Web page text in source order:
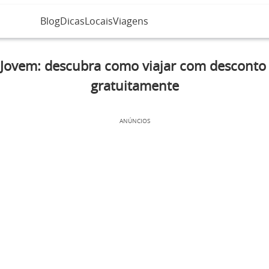
BlogDicas LocaisViagens
descubra como viajar com
gratuitamente
ANÚNCIOS